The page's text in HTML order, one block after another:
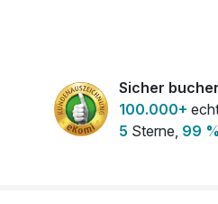
Sicher
100.000+
5 Sterne, 99 %